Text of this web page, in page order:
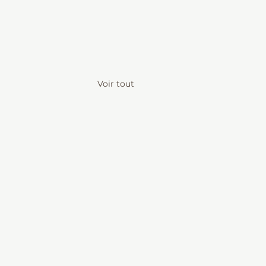
Voir tout